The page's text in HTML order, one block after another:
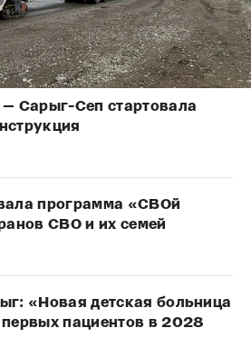
Сарыг-Сеп стартовала
программа «СВОй
СВО и их семей
«Новая детская больница
пациентов в 2028